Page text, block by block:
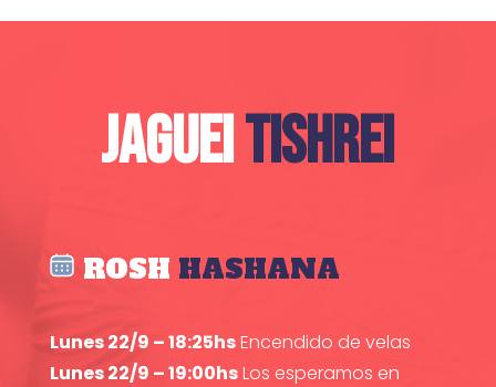
JAGUEITISHREI
ROSH HASHANA
Lunes 22/9 – 18:25hsEncendido de velas
Lunes 22/9 – 19:00hsLos esperamos en